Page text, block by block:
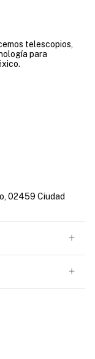
telescopios,
para
02459 Ciudad